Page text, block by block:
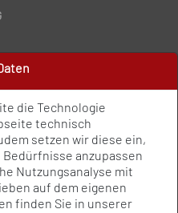
die Technologie
technisch
setzen wir diese ein,
anzupassen
Nutzungsanalyse mit
auf dem eigenen
finden Sie in unserer